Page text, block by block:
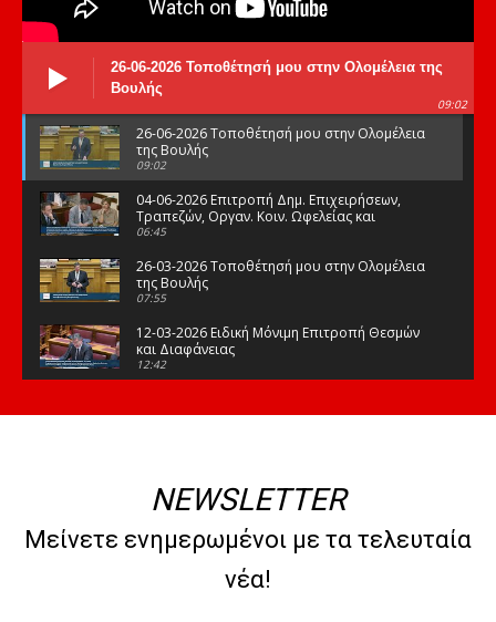
26-06-2026 Τοποθέτησή μου στην Ολομέλεια της
Βουλής
09:02
26-06-2026 Τοποθέτησή μου στην Ολομέλεια
της Βουλής
09:02
04-06-2026 Επιτροπή Δημ. Επιχειρήσεων,
Τραπεζών, Οργαν. Κοιν. Ωφελείας και
Φορέων Κοινων. Ασφάλισης
06:45
26-03-2026 Τοποθέτησή μου στην Ολομέλεια
της Βουλής
07:55
12-03-2026 Ειδική Μόνιμη Επιτροπή Θεσμών
και Διαφάνειας
12:42
της Βουλής
08:47
10-02-2026 Διαρκής Επιτροπή Μορφωτικών
Υποθέσεων
NEWSLETTER
Μείνετε ενημερωμένοι με τα τελευταία
νέα!